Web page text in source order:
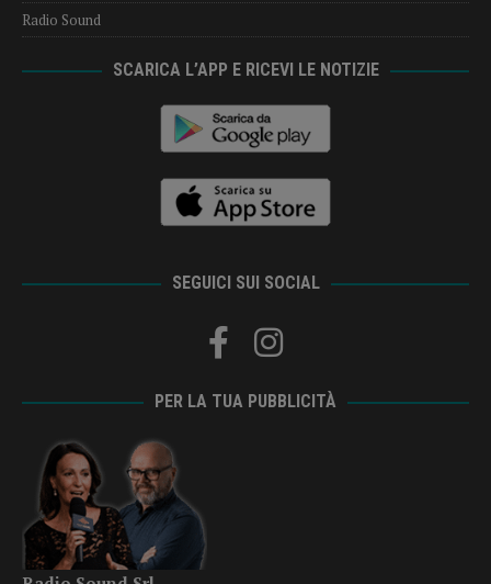
Radio Sound
SCARICA L’APP E RICEVI LE NOTIZIE
SEGUICI SUI SOCIAL
PER LA TUA PUBBLICITÀ